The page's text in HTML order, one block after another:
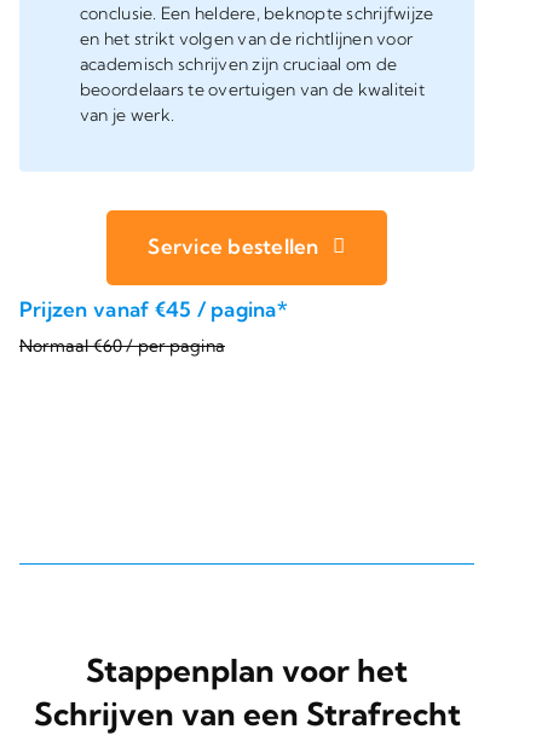
conclusie. Een heldere, beknopte schrijfwijze
en het strikt volgen van de richtlijnen voor
academisch schrijven zijn cruciaal om de
beoordelaars te overtuigen van de kwaliteit
van je werk.
Service bestellen
Prijzen vanaf €45 / pagina*
Normaal €60 / per pagina
Stappenplan voor het
Schrijven van een Strafrecht